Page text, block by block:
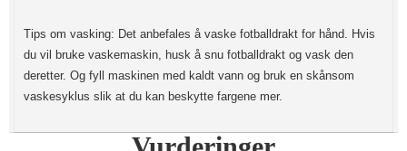
Tips om vasking: Det anbefales å vaske fotballdrakt for hånd. Hvis
du vil bruke vaskemaskin, husk å snu fotballdrakt og vask den
deretter. Og fyll maskinen med kaldt vann og bruk en skånsom
vaskesyklus slik at du kan beskytte fargene mer.